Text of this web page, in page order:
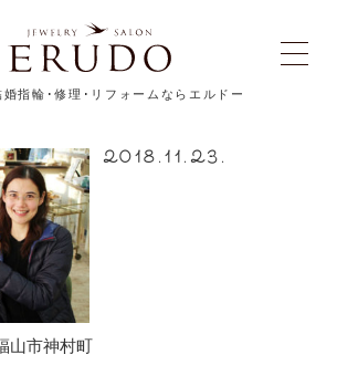
婚指輪･修理･リフォームならエルドー
2018.11.23.
山市神村町